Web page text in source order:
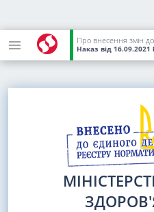
Наказ від 16.09.2021